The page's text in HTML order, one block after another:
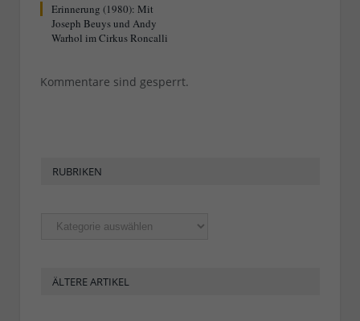
Erinnerung (1980): Mit
Joseph Beuys und Andy
Warhol im Cirkus Roncalli
Kommentare sind gesperrt.
RUBRIKEN
Rubriken
ÄLTERE ARTIKEL